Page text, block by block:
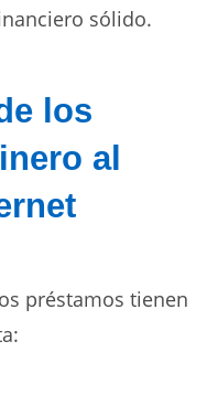
sólido.
los
al
préstamos tienen